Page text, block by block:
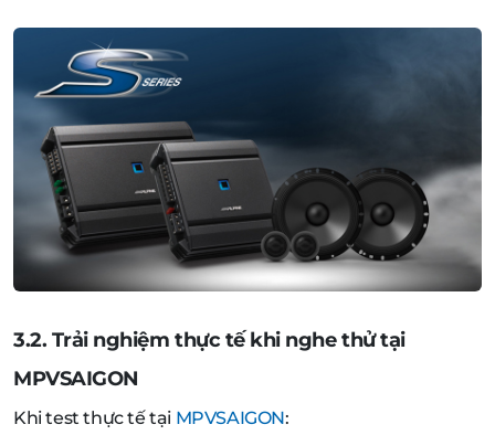
3.2. Trải nghiệm thực tế khi nghe thử tại
MPVSAIGON
Khi test thực tế tại MPVSAIGON: